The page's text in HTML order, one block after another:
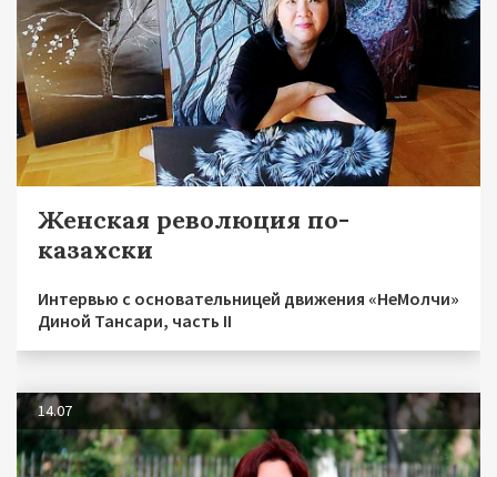
Женская революция по-
казахски
Интервью с основательницей движения «НеМолчи»
Диной Тансари, часть II
14.07